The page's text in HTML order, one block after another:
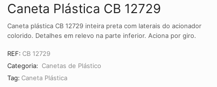
Caneta Plástica CB 12729
Caneta plástica CB 12729 inteira preta com laterais do acionador
colorido. Detalhes em relevo na parte inferior. Aciona por giro.
REF: CB 12729
Categoria: Canetas de Plástico
Tag: Caneta Plástica